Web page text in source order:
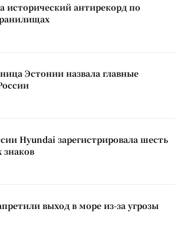
исторический антирекорд по
Эстонии назвала главные
Hyundai зарегистрировала шесть
выход в море из-за угрозы